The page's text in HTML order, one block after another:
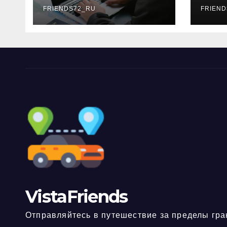
FRIENDS72_RU
VistaFriends
Отправляйтесь в путешествие за пределы